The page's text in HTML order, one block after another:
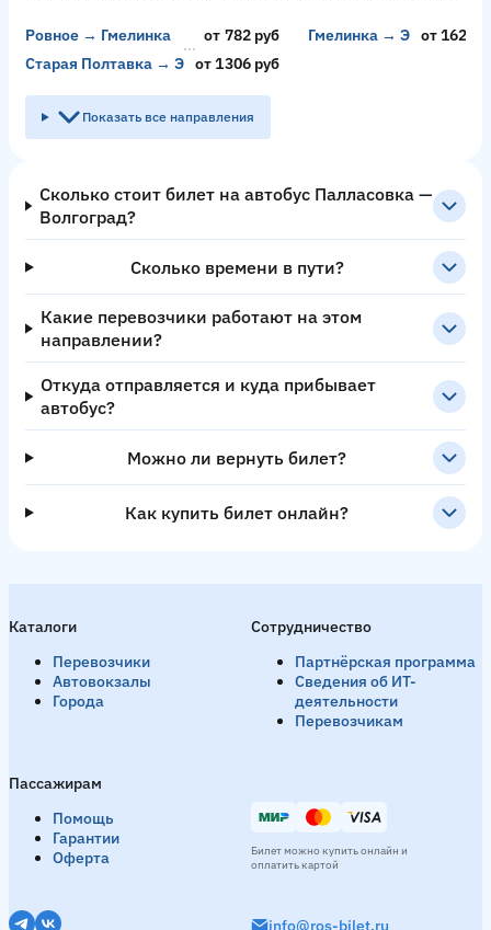
Ровное → Гмелинка от 782 руб Гмелинка → Энгельс
от 1629
Старая Полтавка → Энгельсот 1306 руб
Показать все направления
Сколько стоит билет на автобус Палласовка —
Волгоград?
Сколько времени в пути?
Какие перевозчики работают на этом
направлении?
Откуда отправляется и куда прибывает
автобус?
Можно ли вернуть билет?
Как купить билет онлайн?
Каталоги
Перевозчики
Автовокзалы
Города
Пассажирам
Помощь
Гарантии
Оферта
Сотрудничество
Партнёрская программа
Сведения об ИТ-
деятельности
Перевозчикам
info@ros-bilet.ru
Билет можно купить онлайн и
оплатить картой